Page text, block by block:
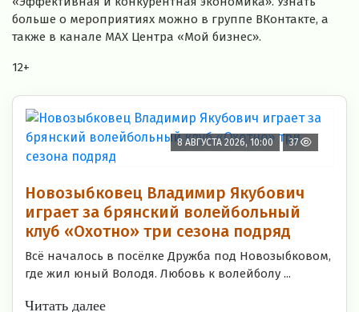
больше о мероприятиях можно в группе ВКонтакте, а
также в канале МАХ Центра «Мой бизнес».
12+
8 АВГУСТА 2026, 10:00 37
Новозыбковец Владимир Якубович
играет за брянский волейбольный
клуб «Охотно» три сезона подряд
Всё началось в посёлке Дружба под Новозыбковом,
где жил юный Володя. Любовь к волейболу ...
Читать далее